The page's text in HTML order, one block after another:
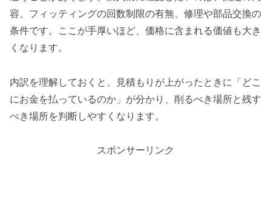
容、フィッティングの回数制限の有無、修理や部品交換の
条件です。ここが手厚いほど、価格に含まれる価値も大き
くなります。
内訳を理解しておくと、見積もりが上がったときに「どこ
にお金を払っているのか」が分かり、削るべき場所と残す
べき場所を判断しやすくなります。
スポンサーリンク